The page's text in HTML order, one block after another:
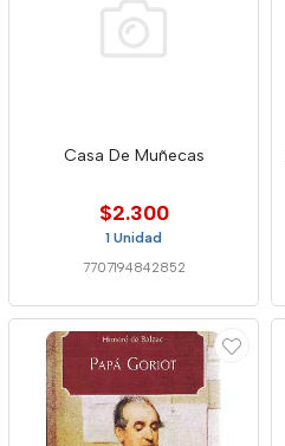
Casa De Muñecas
$2.300
1 Unidad
7707194842852